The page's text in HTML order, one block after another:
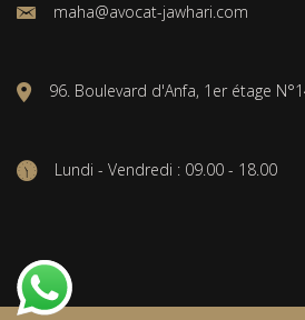
maha@avocat-jawhari.com
96. Boulevard d'Anfa, 1er étage
Lundi - Vendredi : 09.00 - 18.00